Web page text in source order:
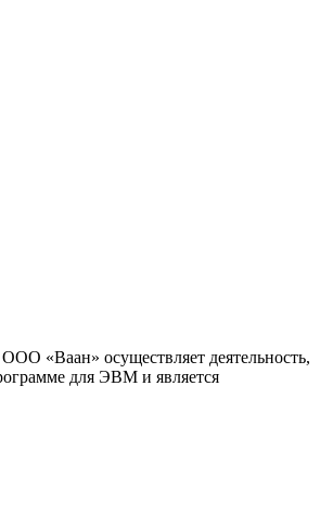
«Ваан» осуществляет деятельность,
для ЭВМ и является